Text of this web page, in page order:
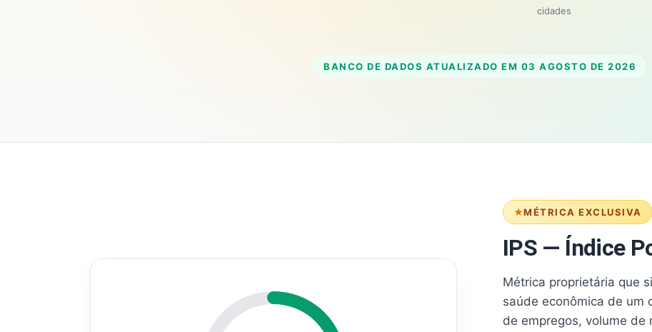
cidades
BANCO DE DADOS ATUALIZADO EM 03 AGOSTO DE 2026
MÉTRICA EXCLUSIVA
IPS — Índice
Métrica proprietária que
saúde econômica de um
de empregos, volume